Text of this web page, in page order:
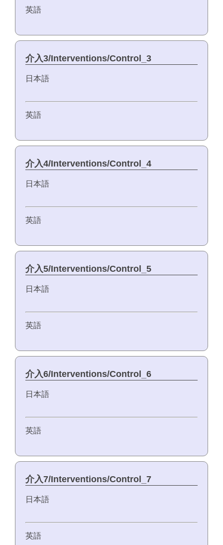
英語
介入3/Interventions/Control_3
日本語
英語
介入4/Interventions/Control_4
日本語
英語
介入5/Interventions/Control_5
日本語
英語
介入6/Interventions/Control_6
日本語
英語
介入7/Interventions/Control_7
日本語
英語